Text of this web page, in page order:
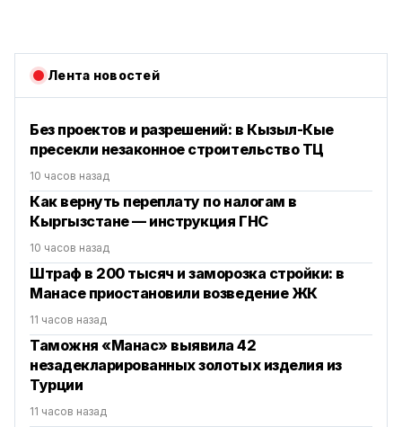
Лента новостей
Без проектов и разрешений: в Кызыл-Кые
пресекли незаконное строительство ТЦ
10 часов назад
Как вернуть переплату по налогам в
Кыргызстане — инструкция ГНС
10 часов назад
Штраф в 200 тысяч и заморозка стройки: в
Манасе приостановили возведение ЖК
11 часов назад
Таможня «Манас» выявила 42
незадекларированных золотых изделия из
Турции
11 часов назад